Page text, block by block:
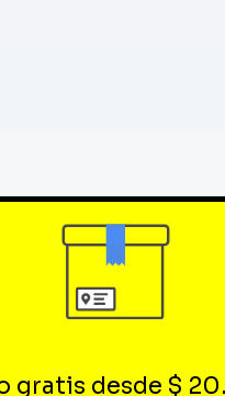
gratis desde $